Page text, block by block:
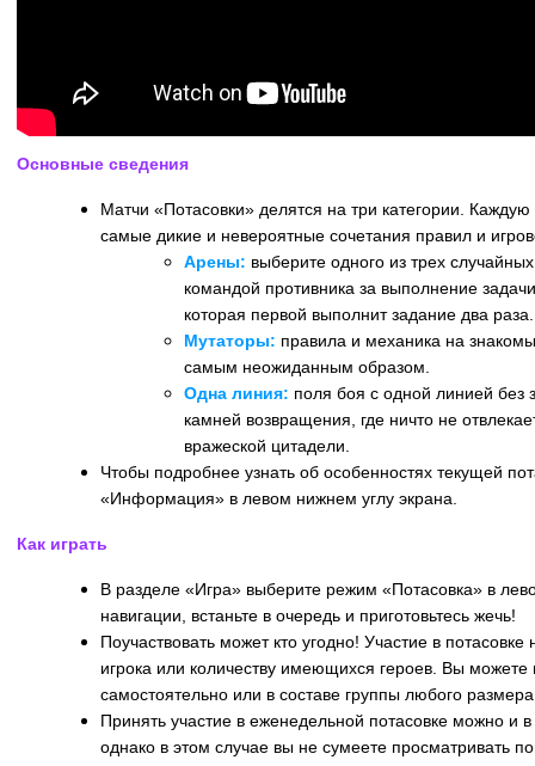
Основные сведения
Матчи «Потасовки» делятся на три категории.
самые дикие и невероятные сочетания правил и
Арены: выберите одного из трех
командой противника за выполнение
которая первой выполнит задание два раза.
Мутаторы: правила и механика на
самым неожиданным образом.
Одна линия: поля боя с одной линией без
камней возвращения, где ничто не
вражеской цитадели.
Чтобы подробнее узнать об особенностях текущей
«Информация» в левом нижнем углу экрана.
Как играть
В разделе «Игра» выберите режим «Потасовка» в
навигации, встаньте в очередь и приготовьтесь жечь!
Поучаствовать может кто угодно! Участие в
игрока или количеству имеющихся героев. Вы можете
самостоятельно или в составе группы любого
Принять участие в еженедельной потасовке можно и
однако в этом случае вы не сумеете просматривать